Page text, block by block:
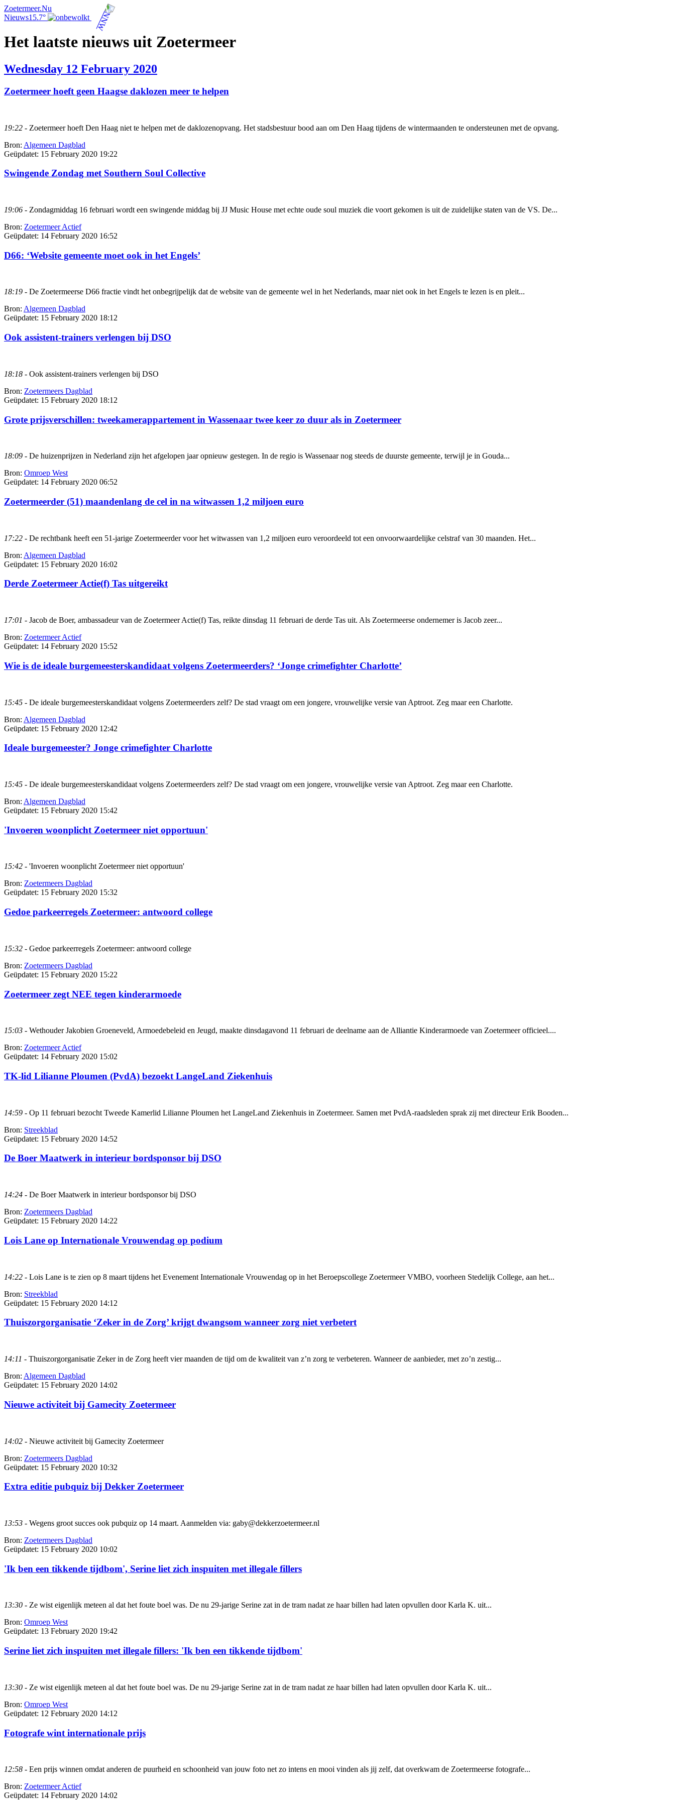
Zoetermeer.Nu
Nieuws15.7°
Het laatste nieuws uit Zoetermeer
Wednesday 12 February 2020
Zoetermeer hoeft geen Haagse daklozen meer te helpen
19:22 - Zoetermeer hoeft Den Haag niet te helpen met de daklozenopvang. Het stadsbestuur bood aan om Den Haag tijdens de wintermaanden te ondersteunen met de opvang.
Bron: Algemeen Dagblad
Geüpdatet: 15 February 2020 19:22
Swingende Zondag met Southern Soul Collective
19:06 - Zondagmiddag 16 februari wordt een swingende middag bij JJ Music House met echte oude soul muziek die voort gekomen is uit de zuidelijke staten van de VS. De...
Bron: Zoetermeer Actief
Geüpdatet: 14 February 2020 16:52
D66: ‘Website gemeente moet ook in het Engels’
18:19 - De Zoetermeerse D66 fractie vindt het onbegrijpelijk dat de website van de gemeente wel in het Nederlands, maar niet ook in het Engels te lezen is en pleit...
Bron: Algemeen Dagblad
Geüpdatet: 15 February 2020 18:12
Ook assistent-trainers verlengen bij DSO
18:18 - Ook assistent-trainers verlengen bij DSO
Bron: Zoetermeers Dagblad
Geüpdatet: 15 February 2020 18:12
Grote prijsverschillen: tweekamerappartement in Wassenaar twee keer zo duur als in Zoetermeer
18:09 - De huizenprijzen in Nederland zijn het afgelopen jaar opnieuw gestegen. In de regio is Wassenaar nog steeds de duurste gemeente, terwijl je in Gouda...
Bron: Omroep West
Geüpdatet: 14 February 2020 06:52
Zoetermeerder (51) maandenlang de cel in na witwassen 1,2 miljoen euro
17:22 - De rechtbank heeft een 51-jarige Zoetermeerder voor het witwassen van 1,2 miljoen euro veroordeeld tot een onvoorwaardelijke celstraf van 30 maanden. Het...
Bron: Algemeen Dagblad
Geüpdatet: 15 February 2020 16:02
Derde Zoetermeer Actie(f) Tas uitgereikt
17:01 - Jacob de Boer, ambassadeur van de Zoetermeer Actie(f) Tas, reikte dinsdag 11 februari de derde Tas uit. Als Zoetermeerse ondernemer is Jacob zeer...
Bron: Zoetermeer Actief
Geüpdatet: 14 February 2020 15:52
Wie is de ideale burgemeesterskandidaat volgens Zoetermeerders? ‘Jonge crimefighter Charlotte’
15:45 - De ideale burgemeesterskandidaat volgens Zoetermeerders zelf? De stad vraagt om een jongere, vrouwelijke versie van Aptroot. Zeg maar een Charlotte.
Bron: Algemeen Dagblad
Geüpdatet: 15 February 2020 12:42
Ideale burgemeester? Jonge crimefighter Charlotte
15:45 - De ideale burgemeesterskandidaat volgens Zoetermeerders zelf? De stad vraagt om een jongere, vrouwelijke versie van Aptroot. Zeg maar een Charlotte.
Bron: Algemeen Dagblad
Geüpdatet: 15 February 2020 15:42
'Invoeren woonplicht Zoetermeer niet opportuun'
15:42 - 'Invoeren woonplicht Zoetermeer niet opportuun'
Bron: Zoetermeers Dagblad
Geüpdatet: 15 February 2020 15:32
Gedoe parkeerregels Zoetermeer: antwoord college
15:32 - Gedoe parkeerregels Zoetermeer: antwoord college
Bron: Zoetermeers Dagblad
Geüpdatet: 15 February 2020 15:22
Zoetermeer zegt NEE tegen kinderarmoede
15:03 - Wethouder Jakobien Groeneveld, Armoedebeleid en Jeugd, maakte dinsdagavond 11 februari de deelname aan de Alliantie Kinderarmoede van Zoetermeer officieel....
Bron: Zoetermeer Actief
Geüpdatet: 14 February 2020 15:02
TK-lid Lilianne Ploumen (PvdA) bezoekt LangeLand Ziekenhuis
14:59 - Op 11 februari bezocht Tweede Kamerlid Lilianne Ploumen het LangeLand Ziekenhuis in Zoetermeer. Samen met PvdA-raadsleden sprak zij met directeur Erik Booden...
Bron: Streekblad
Geüpdatet: 15 February 2020 14:52
De Boer Maatwerk in interieur bordsponsor bij DSO
14:24 - De Boer Maatwerk in interieur bordsponsor bij DSO
Bron: Zoetermeers Dagblad
Geüpdatet: 15 February 2020 14:22
Lois Lane op Internationale Vrouwendag op podium
14:22 - Lois Lane is te zien op 8 maart tijdens het Evenement Internationale Vrouwendag op in het Beroepscollege Zoetermeer VMBO, voorheen Stedelijk College, aan het...
Bron: Streekblad
Geüpdatet: 15 February 2020 14:12
Thuiszorgorganisatie ‘Zeker in de Zorg’ krijgt dwangsom wanneer zorg niet verbetert
14:11 - Thuiszorgorganisatie Zeker in de Zorg heeft vier maanden de tijd om de kwaliteit van z’n zorg te verbeteren. Wanneer de aanbieder, met zo’n zestig...
Bron: Algemeen Dagblad
Geüpdatet: 15 February 2020 14:02
Nieuwe activiteit bij Gamecity Zoetermeer
14:02 - Nieuwe activiteit bij Gamecity Zoetermeer
Bron: Zoetermeers Dagblad
Geüpdatet: 15 February 2020 10:32
Extra editie pubquiz bij Dekker Zoetermeer
13:53 - Wegens groot succes ook pubquiz op 14 maart. Aanmelden via: gaby@dekkerzoetermeer.nl
Bron: Zoetermeers Dagblad
Geüpdatet: 15 February 2020 10:02
'Ik ben een tikkende tijdbom', Serine liet zich inspuiten met illegale fillers
13:30 - Ze wist eigenlijk meteen al dat het foute boel was. De nu 29-jarige Serine zat in de tram nadat ze haar billen had laten opvullen door Karla K. uit...
Bron: Omroep West
Geüpdatet: 13 February 2020 19:42
Serine liet zich inspuiten met illegale fillers: 'Ik ben een tikkende tijdbom'
13:30 - Ze wist eigenlijk meteen al dat het foute boel was. De nu 29-jarige Serine zat in de tram nadat ze haar billen had laten opvullen door Karla K. uit...
Bron: Omroep West
Geüpdatet: 12 February 2020 14:12
Fotografe wint internationale prijs
12:58 - Een prijs winnen omdat anderen de puurheid en schoonheid van jouw foto net zo intens en mooi vinden als jij zelf, dat overkwam de Zoetermeerse fotografe...
Bron: Zoetermeer Actief
Geüpdatet: 14 February 2020 14:02